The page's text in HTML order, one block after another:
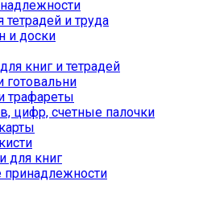
тетрадей и труда
и доски
книг и тетрадей
готовальни
трафареты
цифр, счетные палочки
для книг